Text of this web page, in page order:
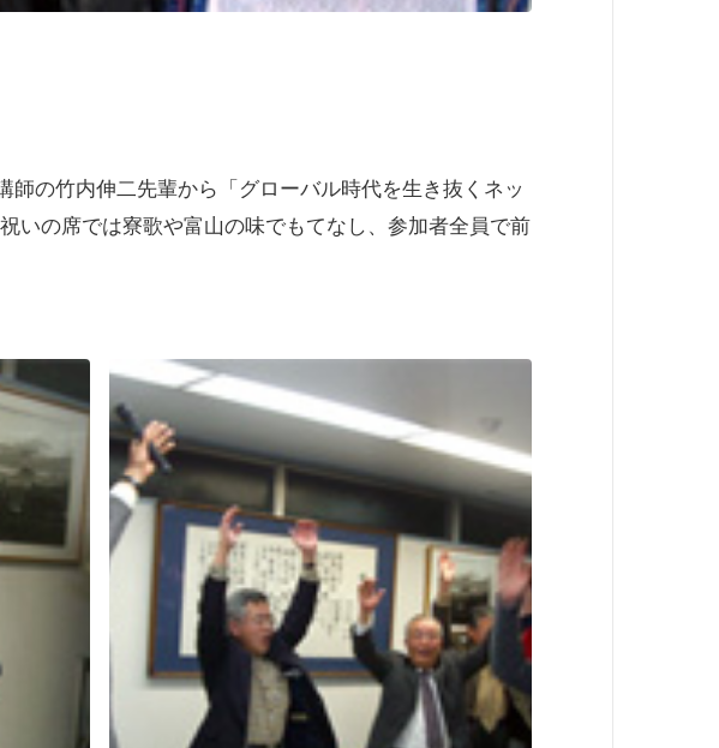
師の竹内伸二先輩から「グローバル時代を生き抜くネッ
いの席では寮歌や富山の味でもてなし、参加者全員で前